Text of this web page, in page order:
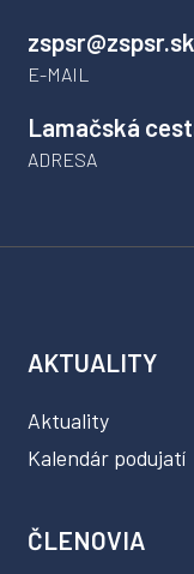
zspsr@zspsr.sk
E-MAIL
Lamačská
ADRESA
AKTUALITY
Aktuality
Kalendár podujatí
ČLENOVIA